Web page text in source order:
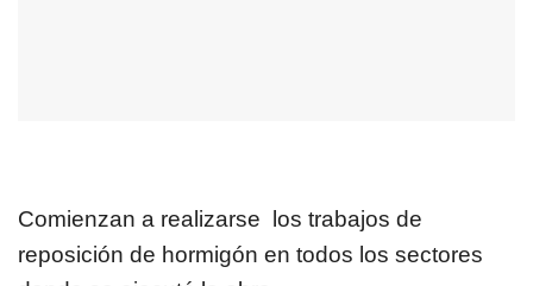
Comienzan a realizarse los trabajos de
reposición de hormigón en todos los sectores